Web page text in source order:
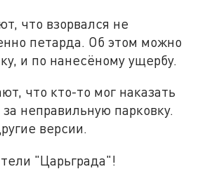
что взорвался не
петарда. Об этом можно
и по нанесёному ущербу.
что кто-то мог наказать
неправильную парковку.
версии.
"Царьграда"!